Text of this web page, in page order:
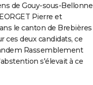
de Gouy-sous-Bellonne
Pierre et
le canton de Brebières
ces deux candidats, ce
Rassemblement
s'élevait à ce